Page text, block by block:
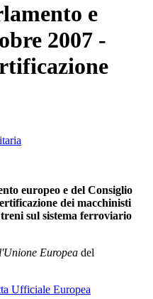
e
2007 -
europeo e del Consiglio
dei macchinisti
sul sistema ferroviario
Europea del
Ufficiale Europea